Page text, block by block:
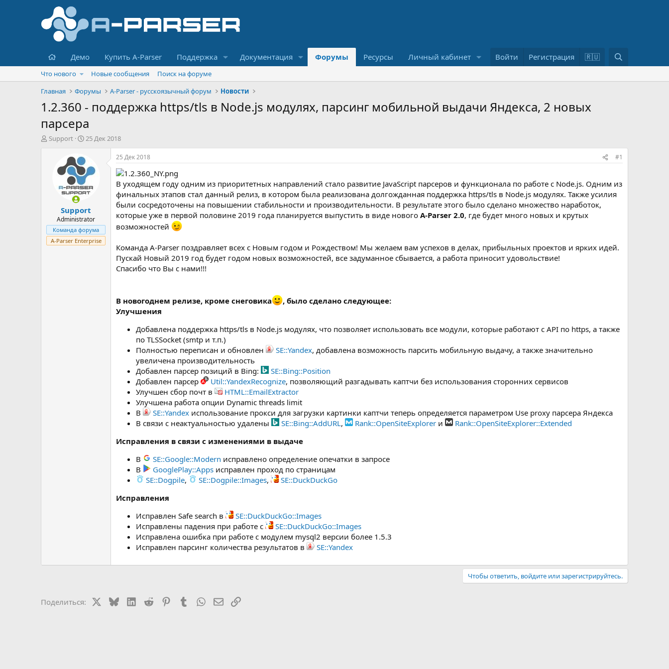
Главная
Демо Купить A-Parser Поддержка Документация Форумы Ресурсы Личный кабинет Войти Регистрация 🇷🇺
о
Что нового Новые сообщения
Поиск на форуме
Главная
Форумы A-Parser - русскоязычный форум Новости
1.2.360 - поддержка https/tls в Node.js модулях, парсинг мобильной выдачи Яндекса, 2 новых
парсера
А
Support
Д
а
н
а
ч
л
а
25 Дек 2018
Support
Administrator
Команда форума
A-Parser Enterprise
25 Дек 2018 #1
В уходящем году одним из приоритетных направлений стало развитие JavaScript парсеров и функционала по работе с Node.js. Одним из
финальных этапов стал данный релиз, в котором была реализована долгожданная поддержка https/tls в Node.js модулях. Также усилия
были сосредоточены на повышении стабильности и производительности. В результате этого было сделано множество наработок,
которые уже в первой половине 2019 года планируется выпустить в виде нового A-Parser 2.0, где будет много новых и крутых
возможностей
Команда A-Parser поздравляет всех с Новым годом и Рождеством! Мы желаем вам успехов в делах, прибыльных проектов и ярких идей.
Пускай Новый 2019 год будет годом новых возможностей, все задуманное сбывается, а работа приносит удовольствие!
Спасибо что Вы с нами!!!
В новогоднем релизе, кроме снеговика
, было сделано следующее:
Улучшения
Добавлена поддержка https/tls в Node.js модулях, что позволяет использовать все модули, которые работают с API по https, а также
по TLSSocket (smtp и т.п.)
Полностью переписан и обновлен
SE::Yandex, добавлена возможность парсить мобильную выдачу, а также значительно
увеличена производительность
Добавлен парсер позиций в Bing:
SE::Bing::Position
Добавлен парсер
Util::YandexRecognize, позволяющий разгадывать каптчи без использования сторонних сервисов
Улучшен сбор почт в
HTML::EmailExtractor
Улучшена работа опции Dynamic threads limit
В
SE::Yandex использование прокси для загрузки картинки каптчи теперь определяется параметром Use proxy парсера Яндекса
В связи с неактуальностью удалены
SE::Bing::AddURL, Rank::OpenSiteExplorer и
Rank::OpenSiteExplorer::Extended
Исправления в связи с изменениями в выдаче
В
SE::Google::Modern исправлено определение опечатки в запросе
В
GooglePlay::Apps исправлен проход по страницам
SE::Dogpile, SE::Dogpile::Images,
SE::DuckDuckGo
Исправления
Исправлен Safe search в
SE::DuckDuckGo::Images
Исправлены падения при работе с
SE::DuckDuckGo::Images
Исправлена ошибка при работе с модулем mysql2 версии более 1.5.3
Исправлен парсинг количества результатов в
SE::Yandex
Чтобы ответить, войдите или зарегистрируйтесь.
Поделиться: BlueskyLinkedIn
Reddit PinterestTumblrWhatsAppЭлектронная почта
Ссылка